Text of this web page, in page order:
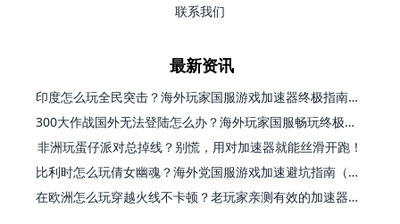
联系我们
最新资讯
印度怎么玩全民突击？海外玩家国服游戏加速器终极指南（附原神延迟优化+精灵之境加速器选择）
300大作战国外无法登陆怎么办？海外玩家国服畅玩终极指南（附实测推荐）
非洲玩蛋仔派对总掉线？别慌，用对加速器就能丝滑开跑！
比利时怎么玩倩女幽魂？海外党国服游戏加速避坑指南（附实测推荐）
在欧洲怎么玩穿越火线不卡顿？老玩家亲测有效的加速器选择指南